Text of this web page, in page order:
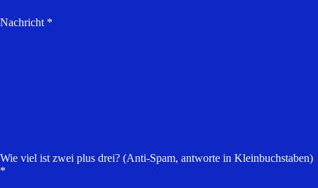
Nachricht *
Wie viel ist zwei plus drei? (Anti-Spam, antworte in Kleinbuchstaben)
*